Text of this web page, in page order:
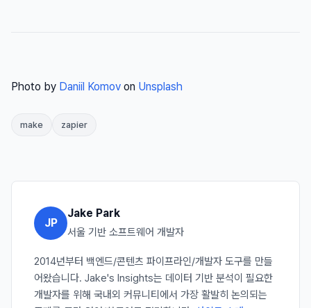
Photo by Daniil Komov on Unsplash
make zapier
JP
Jake Park
서울 기반 소프트웨어 개발자
2014년부터 백엔드/콘텐츠 파이프라인/개발자 도구를 만들
어왔습니다. Jake's Insights는 데이터 기반 분석이 필요한
개발자를 위해 국내외 커뮤니티에서 가장 활발히 논의되는